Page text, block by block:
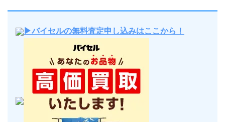
▶バイセルの無料査定申し込みはここから！